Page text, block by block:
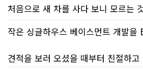
처음 차량을 선택하는 과정부터 저에게 맞는 차량을 추천해 주셨고, 그 차량의 장단점과 다양한 기능까지 하나하나 자세하게 설명해 주셔서 큰 도움이 되었습니다. 원래는 새 차를 받기까지 4~5개
견적을 보러 오셨을 때부터 친절하고 꼼꼼하게 공간을 확인해 주셨고, 여러 옵션이 포함된 견적 금액도